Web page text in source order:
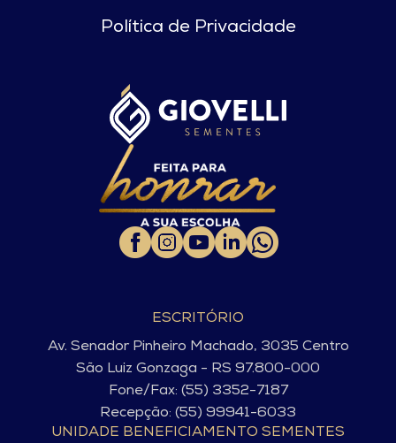
Política de Privacidade
ESCRITÓRIO
Av. Senador Pinheiro Machado, 3035 Centro
São Luiz Gonzaga - RS 97.800-000
Fone/Fax: (55) 3352-7187
Recepção: (55) 99941-6033
UNIDADE BENEFICIAMENTO SEMENTES